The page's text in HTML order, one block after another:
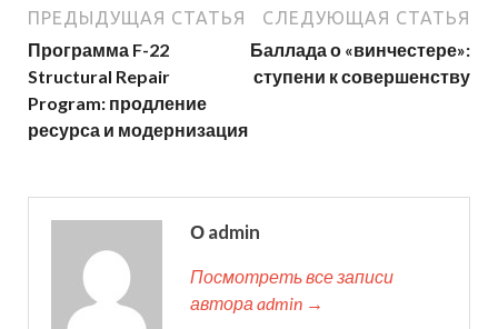
ПРЕДЫДУЩАЯ СТАТЬЯ
Программа F-22
Structural Repair
Program: продление
ресурса и модернизация
СЛЕДУЮЩАЯ СТАТЬЯ
Баллада о «винчестере»:
ступени к совершенству
О admin
Посмотреть все записи
автора admin →